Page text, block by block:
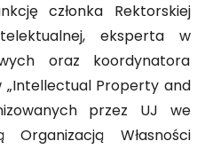
członka Rektorskiej
eksperta w
oraz koordynatora
Property and
przez UJ we
Własności